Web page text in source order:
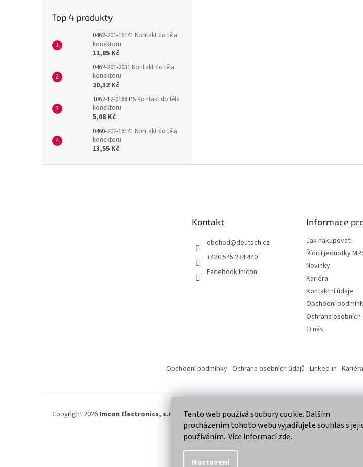
Tento web používá soubory cookie. Dalším
procházením tohoto webu vyjadřujete souhlas s
používáním.. Více informacízde.
Nastavení
Top 4 produkty
0462-201-16141 Kontakt do těla
konektoru
11,85 Kč
0462-201-2031 Kontakt do těla
konektoru
20,32 Kč
1062-12-0166 PS Kontakt do těla
konektoru
5,08 Kč
0460-202-16141 Kontakt do těla
konektoru
13,55 Kč
Kontakt
obchod@deutsch.cz
+420 545 234 440
Facebook Imcon
Informace
Jak nakupovat
Řídicí jednotky
Novinky
Kariéra
Kontaktní údaje
Obchodní
Ochrana osobních
O nás
Obchodní podmínky Ochrana osobních údajů Linked-in Kariéra
Copyright 2026 Imcon Electronics, s.r.o. . Všechna práva vyhrazena.